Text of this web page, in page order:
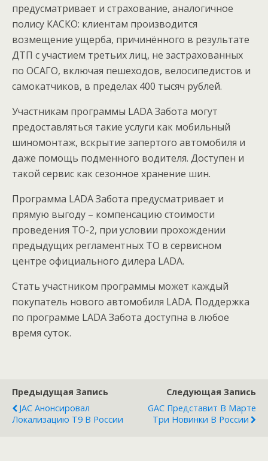
предусматривает и страхование, аналогичное
полису КАСКО: клиентам производится
возмещение ущерба, причинённого в результате
ДТП с участием третьих лиц, не застрахованных
по ОСАГО, включая пешеходов, велосипедистов и
самокатчиков, в пределах 400 тысяч рублей.
Участникам программы LADA Забота могут
предоставляться такие услуги как мобильный
шиномонтаж, вскрытие запертого автомобиля и
даже помощь подменного водителя. Доступен и
такой сервис как сезонное хранение шин.
Программа LADA Забота предусматривает и
прямую выгоду – компенсацию стоимости
проведения ТО-2, при условии прохождении
предыдущих регламентных ТО в сервисном
центре официального дилера LADA.
Стать участником программы может каждый
покупатель нового автомобиля LADA. Поддержка
по программе LADA Зaбота доступна в любое
время суток.
Предыдущая Запись
JAC Анонсировал
Локализацию T9 В России
Следующая Запись
GAC Представит В Марте
Три Новинки В России